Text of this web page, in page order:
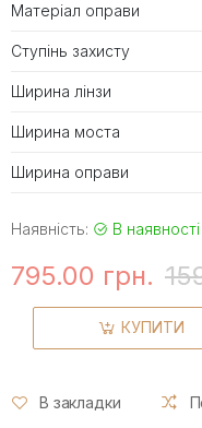
Матеріал оправи
Ступінь захисту
Ширина лінзи
Ширина моста
Ширина оправи
Наявність: В наявності
795.00 грн.
КУПИТИ
В закладки